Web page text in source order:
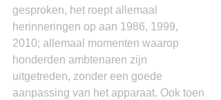
gesproken, het roept allemaal
herinneringen op aan 1986, 1999,
2010; allemaal momenten waarop
honderden ambtenaren zijn
uitgetreden, zonder een goede
aanpassing van het apparaat. Ook toen